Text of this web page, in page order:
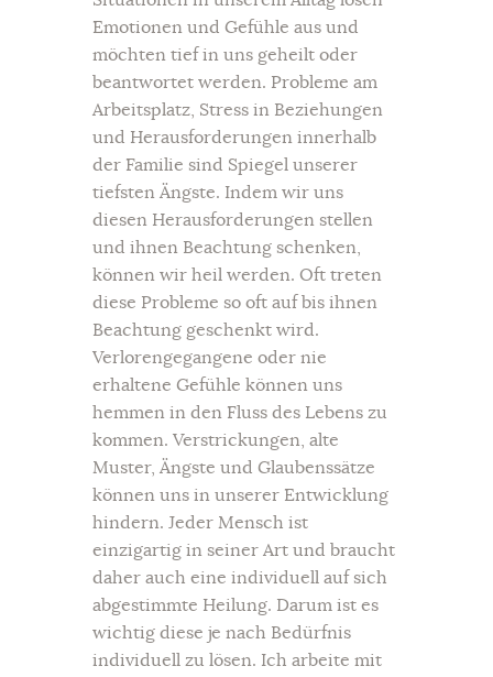
Emotionen und Gefühle aus und
möchten tief in uns geheilt oder
beantwortet werden. Probleme am
Arbeitsplatz, Stress in Beziehungen
und Herausforderungen innerhalb
der Familie sind Spiegel unserer
tiefsten Ängste. Indem wir uns
diesen Herausforderungen stellen
und ihnen Beachtung schenken,
können wir heil werden. Oft treten
diese Probleme so oft auf bis ihnen
Beachtung geschenkt wird.
Verlorengegangene oder nie
erhaltene Gefühle können uns
hemmen in den Fluss des Lebens zu
kommen. Verstrickungen, alte
Muster, Ängste und Glaubenssätze
können uns in unserer Entwicklung
hindern. Jeder Mensch ist
einzigartig in seiner Art und braucht
daher auch eine individuell auf sich
abgestimmte Heilung. Darum ist es
wichtig diese je nach Bedürfnis
individuell zu lösen. Ich arbeite mit